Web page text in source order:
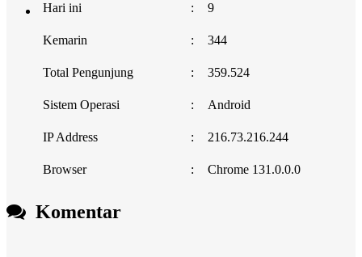
Hari ini : 9
Kemarin : 344
Total Pengunjung : 359.524
Sistem Operasi : Android
IP Address : 216.73.216.244
Browser : Chrome 131.0.0.0
Komentar